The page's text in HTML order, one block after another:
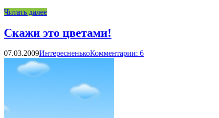
Читать далее
Скажи это цветами!
07.03.2009ИнтересненькоКомментарии: 6